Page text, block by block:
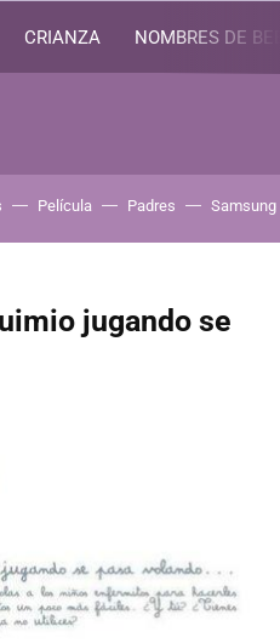
CRIANZA NOMBRES DE
Película Padres Samsung
jugando se